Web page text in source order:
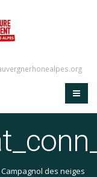
Campagnol des neiges